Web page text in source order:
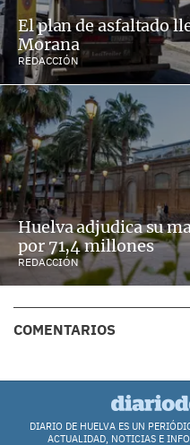
El plan de asfaltado
Morana
REDACCIÓN
Huelva adjudica su
por 71,4 millones
REDACCIÓN
COMENTARIOS
DIARIO DE HUELVA ES UN
ACTUALIDAD, NOTICIAS E